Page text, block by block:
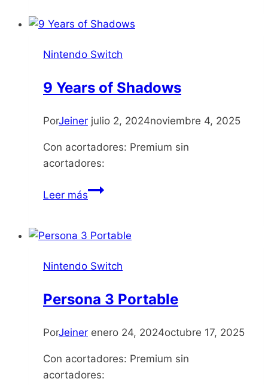
BIRTH
Sys:Celes
Nintendo Switch
9 Years of Shadows
PorJeiner julio 2, 2024noviembre 4, 2025
Con acortadores: Premium sin
acortadores:
Leer más9
Shadows
Nintendo Switch
Persona 3 Portable
PorJeiner enero 24, 2024octubre 17, 2025
Con acortadores: Premium sin
acortadores: